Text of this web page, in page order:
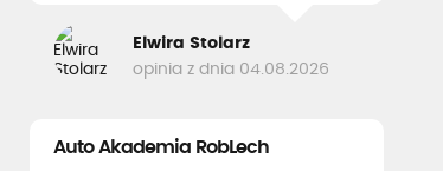
Elwira Stolarz
opinia z dnia 04.08.2026
Auto Akademia RobLech